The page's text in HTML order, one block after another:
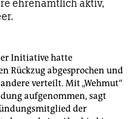
ehrenamtlich aktiv,
Initiative hatte
Rückzug abgesprochen und
verteilt. Mit „Wehmut“
aufgenommen, sagt
der